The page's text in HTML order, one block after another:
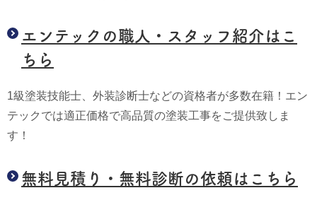
エンテックの職人・スタッフ紹介はこ
ちら
1級塗装技能士、外装診断士などの資格者が多数在籍！エン
テックでは適正価格で高品質の塗装工事をご提供致しま
す！
無料見積り・無料診断の依頼はこちら